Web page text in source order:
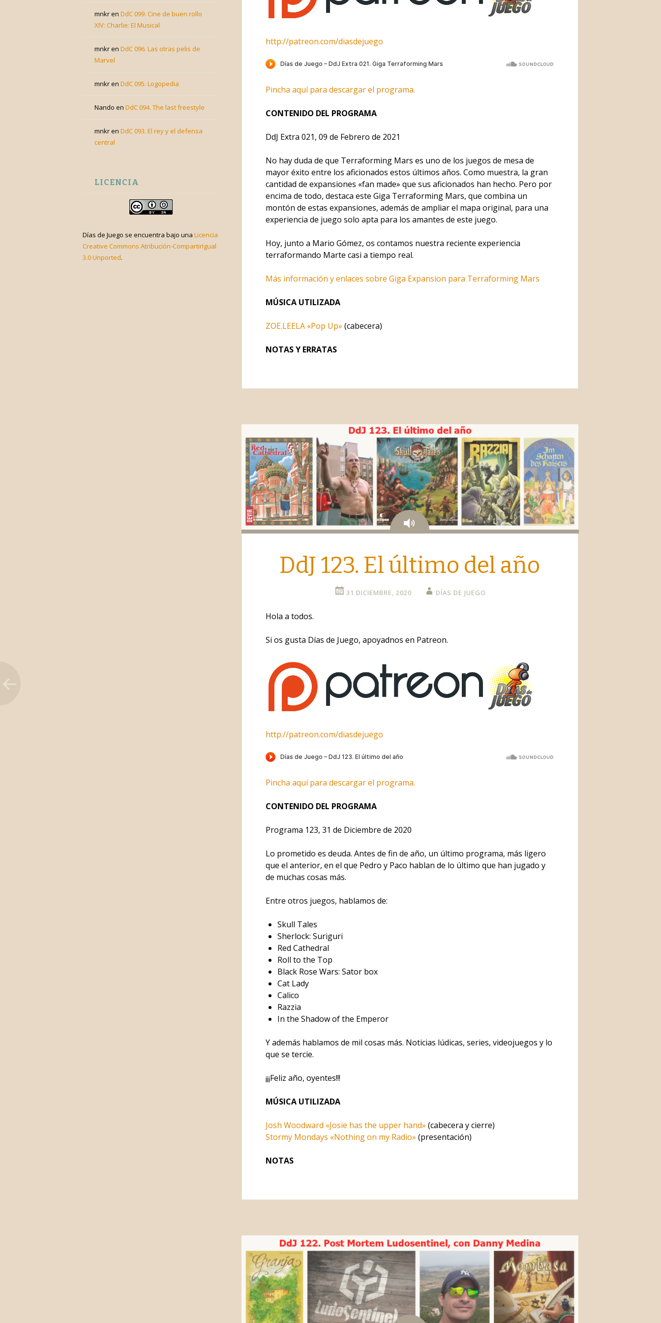
mnkren DdC 099. Cine de buen rollo
XIV: Charlie: El Musical
mnkren DdC 096. Las otras pelis de
Marvel
mnkren DdC 095. Logopedia
Nando en DdC 094. The last freestyle
mnkren DdC 093. El rey y el defensa
central
LICENCIA
Días de Juego se encuentra bajo una Licencia
Creative Commons Atribución-CompartirIgual
3.0 Unported.
http://patreon.com/diasdejuego
Pincha aquí para descargar el programa.
CONTENIDO DEL PROGRAMA
DdJ Extra 021, 09 de Febrero de 2021
No hay duda de que Terraforming Mars es uno de los juegos de mesa de
mayor éxito entre los aficionados estos últimos años. Como muestra, la gran
cantidad de expansiones «fan made» que sus aficionados han hecho. Pero por
encima de todo, destaca este Giga Terraforming Mars, que combina un
montón de estas expansiones, además de ampliar el mapa original, para una
experiencia de juego solo apta para los amantes de este juego.
Hoy, junto a Mario Gómez, os contamos nuestra reciente experiencia
terraformando Marte casi a tiempo real.
Más información y enlaces sobre Giga Expansion para Terraforming Mars
MÚSICA UTILIZADA
ZOE.LEELA «Pop Up» (cabecera)
NOTAS Y ERRATAS
Audio
DdJ 123. El último del año
31 DICIEMBRE, 2020 DÍAS DE JUEGO
Hola a todos.
Si os gusta Días de Juego, apoyadnos en Patreon.
http://patreon.com/diasdejuego
Pincha aquí para descargar el programa.
CONTENIDO DEL PROGRAMA
Programa 123, 31 de Diciembre de 2020
Lo prometido es deuda. Antes de fin de año, un último programa, más ligero
que el anterior, en el que Pedro y Paco hablan de lo último que han jugado y
de muchas cosas más.
Entre otros juegos, hablamos de:
Skull Tales
Sherlock: Suriguri
Red Cathedral
Roll to the Top
Black Rose Wars: Sator box
Cat Lady
Calico
Razzia
In the Shadow of the Emperor
Y además hablamos de mil cosas más. Noticias lúdicas, series, videojuegos y lo
que se tercie.
¡¡¡Feliz año, oyentes!!!
MÚSICA UTILIZADA
Josh Woodward «Josie has the upper hand» (cabecera y cierre)
Stormy Mondays «Nothing on my Radio» (presentación)
NOTAS